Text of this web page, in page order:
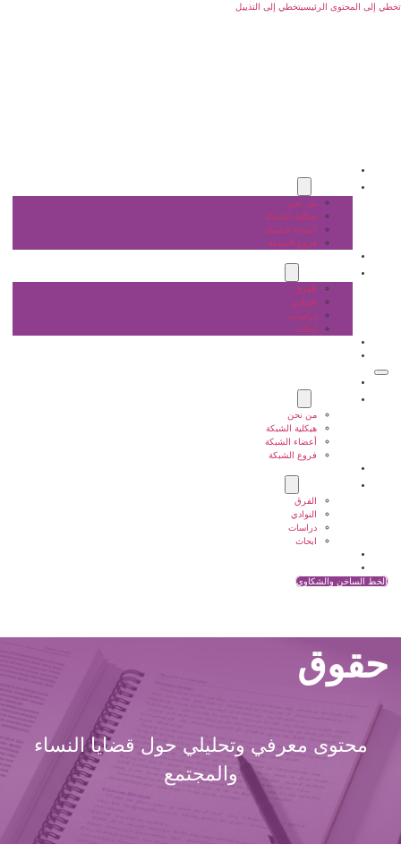
تخطي إلى المحتوى الرئيسيتخطي إلى التذييل
من نحن
هيكلية الشبكة
أعضاء الشبكة
فروع الشبكة
الفرق
النوادي
دراسات
ابحاث
من نحن
هيكلية الشبكة
أعضاء الشبكة
فروع الشبكة
الفرق
النوادي
دراسات
ابحاث
الخط الساخن والشكاوي
حقوق
محتوى معرفي وتحليلي حول قضايا النساء
والمجتمع